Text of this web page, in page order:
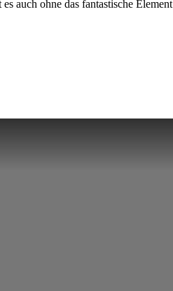
auch ohne das fantastische